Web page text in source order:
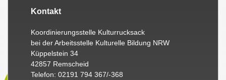
Kontakt
Koordinierungsstelle Kulturrucksack
bei der Arbeitsstelle Kulturelle Bildung NRW
Küppelstein 34
42857 Remscheid
Telefon: 02191 794 367/-368